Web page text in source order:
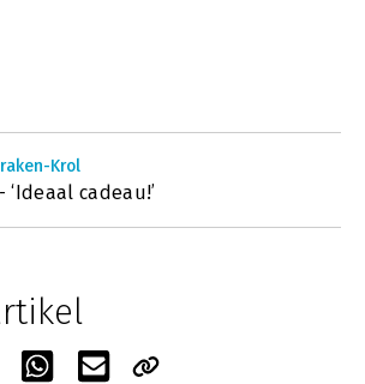
Krol
cadeau!’